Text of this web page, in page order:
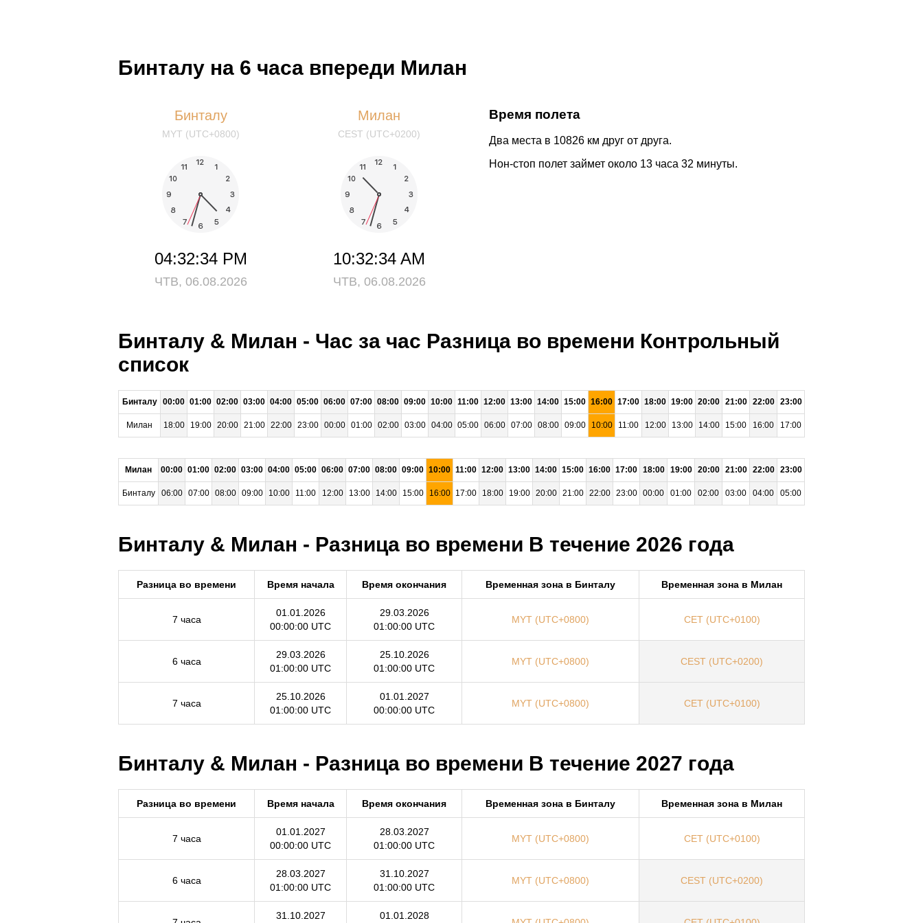
Бинталу на 6 часа впереди Милан
Бинталу
MYT (UTC+0800)
04:32:34 PM
ЧТВ, 06.08.2026
Милан
CEST (UTC+0200)
10:32:34 AM
ЧТВ, 06.08.2026
Время полета
Два места в 10826 км друг от друга.
Нон-стоп полет займет около 13 часа 32 минуты.
Бинталу & Милан - Час за час Разница во времени Контрольный
список
Бинталу 00:00 01:00 02:00 03:00 04:00 05:00 06:00 07:00 08:00 09:00 10:00 11:00 12:00 13:00 14:00 15:00 16:00 17:00 18:00 19:00 20:00 21:00 22:00 23:00
Милан 18:00 19:00 20:00 21:00 22:00 23:00 00:00 01:00 02:00 03:00 04:00 05:00 06:00 07:00 08:00 09:00 10:00 11:00 12:00 13:00 14:00 15:00 16:00 17:00
Милан 00:00 01:00 02:00 03:00 04:00 05:00 06:00 07:00 08:00 09:00 10:00 11:00 12:00 13:00 14:00 15:00 16:00 17:00 18:00 19:00 20:00 21:00 22:00 23:00
Бинталу 06:00 07:00 08:00 09:00 10:00 11:00 12:00 13:00 14:00 15:00 16:00 17:00 18:00 19:00 20:00 21:00 22:00 23:00 00:00 01:00 02:00 03:00 04:00 05:00
Бинталу & Милан - Разница во времени В течение 2026 года
Разница во времени Время начала Время окончания Временная зона в Бинталу Временная зона в Милан
7 часа
01.01.2026
00:00:00 UTC
29.03.2026
01:00:00 UTC
MYT (UTC+0800) CET (UTC+0100)
6 часа
29.03.2026
01:00:00 UTC
25.10.2026
01:00:00 UTC
MYT (UTC+0800) CEST (UTC+0200)
7 часа
25.10.2026
01:00:00 UTC
01.01.2027
00:00:00 UTC
MYT (UTC+0800) CET (UTC+0100)
Бинталу & Милан - Разница во времени В течение 2027 года
Разница во времени Время начала Время окончания Временная зона в Бинталу Временная зона в Милан
7 часа
01.01.2027
00:00:00 UTC
28.03.2027
01:00:00 UTC
MYT (UTC+0800) CET (UTC+0100)
6 часа
28.03.2027
01:00:00 UTC
31.10.2027
01:00:00 UTC
MYT (UTC+0800) CEST (UTC+0200)
31.10.2027 01.01.2028